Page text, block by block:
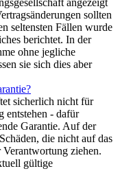
angezeigt
sollten
seltensten Fällen wurde
berichtet. In der
ohne jegliche
sie sich dies aber
sicherlich nicht für
entstehen - dafür
Garantie. Auf der
die nicht auf das
ziehen.
gültige